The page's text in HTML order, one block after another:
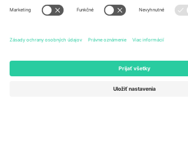
Kingdom
United States
Newark, Delaware 19713, United
States
Switzerland
Engelberg,